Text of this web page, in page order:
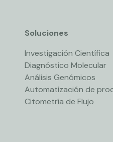
Soluciones
Investigación Científica
Diagnóstico Molecular
Análisis Genómicos
Automatización de
Citometría de Flujo